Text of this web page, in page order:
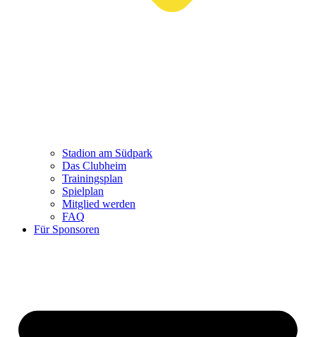
Stadion am Südpark
Das Clubheim
Trainingsplan
Spielplan
Mitglied werden
FAQ
Für Sponsoren